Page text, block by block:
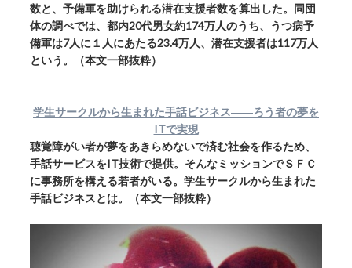
数と、予備軍を助けられる潜在支援者数を算出した。同団
体の調べでは、都内20代男女約174万人のうち、うつ病予
備軍は7人に１人にあたる23.4万人、潜在支援者は117万人
という。（本文一部抜粋）
学生サークルから生まれた手話ビジネス――ろう者の夢を
ITで実現
聴覚障がい者が夢をあきらめないで済む社会を作るため、
手話サービスをIT技術で提供。そんなミッションでＳＦＣ
に事務所を構える若者がいる。学生サークルから生まれた
手話ビジネスとは。（本文一部抜粋）